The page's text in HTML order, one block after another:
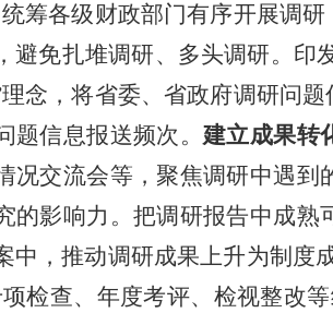
筹各级财政部门有序开展调
避免扎堆调研、多头调研。印
念，将省委、省政府调研问
题信息报送频次。建立成果转
况交流会等，聚焦调研中遇
的影响力。把调研报告中成
中，推动调研成果上升为制度
检查、年度考评、检视整改